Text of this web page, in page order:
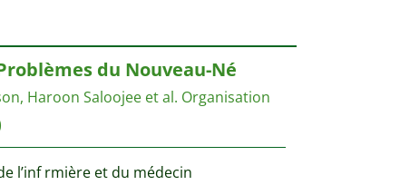
du Nouveau-Né
Haroon Saloojee et al. Organisation
l’inf rmière et du médecin